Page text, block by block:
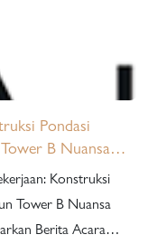
Pondasi
B Nuansa
Tower B Nuansa